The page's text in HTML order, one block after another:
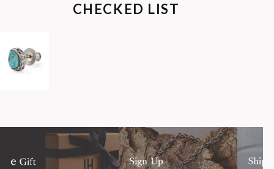
CHECKED LIST